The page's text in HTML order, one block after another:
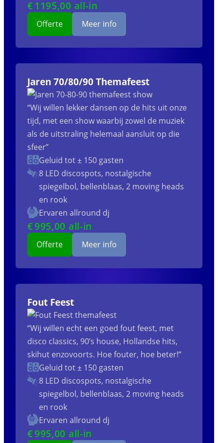
€ 1195,00 all-in
Offerte Meer info
Jaren 70/80/90 Themafeest
“Wij willen lekker dansen op de hits uit onze
tijd, met een show waarbij zowel de muziek
als de uitstraling helemaal aansluit op die
sfeer”
Geluid tot ± 150 gasten
8 LED discospots, nostalgische
spiegelbol, bellenblaas, 2 moving heads
en rook
Ervaren allround dj
€995,00 all-in
Offerte Meer info
Fout Feest
“Wij willen echt een goed fout feest, met
disco classics, 90’s house, Hollandse hits,
skihut enzovoorts. Hoe fouter, hoe beter!”
Geluid tot ± 150 gasten
8 LED discospots, nostalgische
spiegelbol, bellenblaas, 2 moving heads
en rook
Ervaren allround dj
€995,00 all-in